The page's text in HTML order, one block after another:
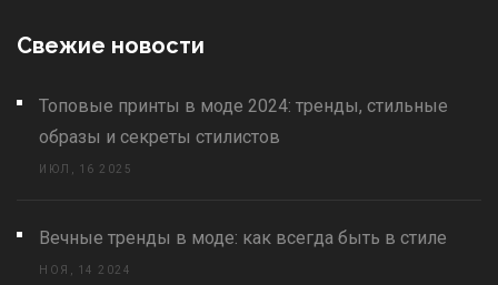
Свежие новости
Топовые принты в моде 2024: тренды, стильные
образы и секреты стилистов
ИЮЛ, 16 2025
Вечные тренды в моде: как всегда быть в стиле
НОЯ, 14 2024